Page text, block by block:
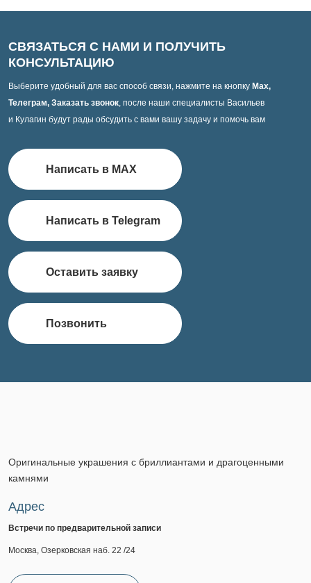
СВЯЗАТЬСЯ С НАМИ И ПОЛУЧИТЬ
КОНСУЛЬТАЦИЮ
Выберите удобный для вас способ связи, нажмите на кнопку Max,
Телеграм, Заказать звонок, после наши специалисты Васильев
и Кулагин будут рады обсудить с вами вашу задачу и помочь вам
Написать в MAX
Написать в Telegram
Оставить заявку
Позвонить
Оригинальные украшения с бриллиантами и драгоценными
камнями
Адрес
Встречи по предварительной записи
Москва, Озерковская наб. 22 /24